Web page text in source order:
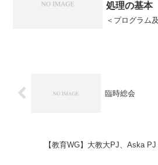
処理の基本
＜プログラム
臨時総会
【教育WG】大教大PJ、Aska PJ